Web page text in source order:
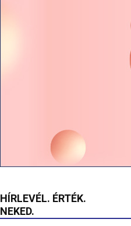
HÍRLEVÉL. ÉRTÉK.
NEKED.